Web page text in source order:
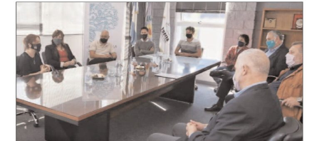
SINTESIS
Kimberley (3 ): Tomás Casas, Bruno Di Bello, Mateo
Rinaldi, Bacigalupe y Hernán Sosa, Santiago Vásquez,
Mauricio Miori, Facundo Rojas y Leonardo Verón, Ullúa y
Santiago Castillo.
DT:Mariano Mignini.
Sol de Mayo (0):
Juan Nadal, Lucas Miguez, Latorre,